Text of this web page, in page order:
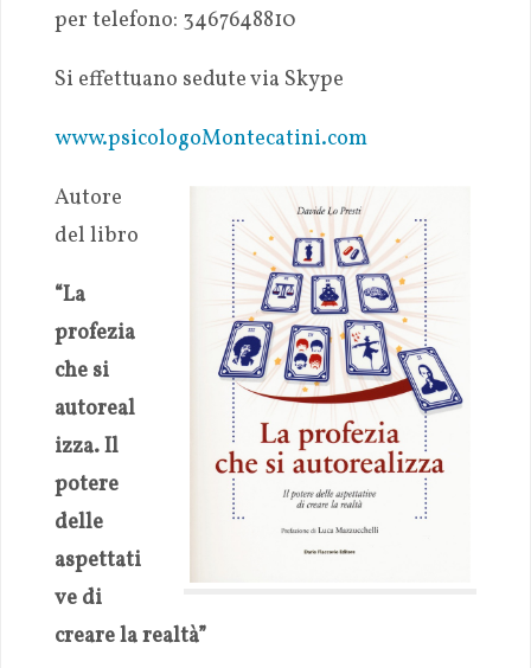
per telefono: 3467648810
Si effettuano sedute via Skype
www.psicologoMontecatini.com
Autore
del libro
“La
profezia
che si
autoreal
izza. Il
potere
delle
aspettati
ve di
creare la realtà”